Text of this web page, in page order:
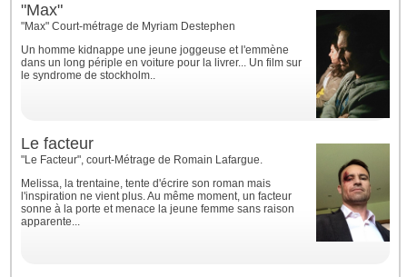
"Max"
"Max" Court-métrage de Myriam Destephen
Un homme kidnappe une jeune joggeuse et l'emmène
dans un long périple en voiture pour la livrer... Un film sur
le syndrome de stockholm..
Le facteur
"Le Facteur", court-Métrage de Romain Lafargue.
Melissa, la trentaine, tente d'écrire son roman mais
l'inspiration ne vient plus. Au même moment, un facteur
sonne à la porte et menace la jeune femme sans raison
apparente...